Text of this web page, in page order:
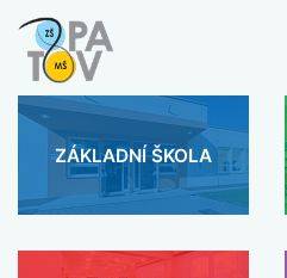
ZÁKLADNÍ ŠKOLA